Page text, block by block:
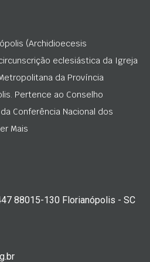
(Archidioecesis
eclesiástica da Igreja
da Província
Pertence ao Conselho
Conferência Nacional dos
Mais
88015-130 Florianópolis - SC